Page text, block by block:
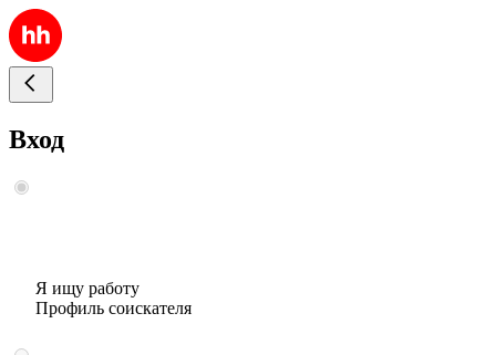
Вход
Я ищу работу
Профиль соискателя